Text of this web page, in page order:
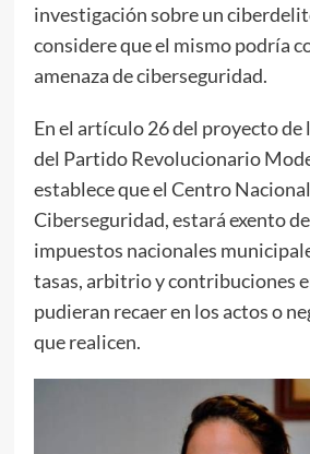
investigación sobre un
considere que el mismo podría
amenaza de ciberseguridad.
En el artículo 26 del proyecto de
del Partido Revolucionario
establece que el Centro
Ciberseguridad, estará exento
impuestos nacionales
tasas, arbitrio y contribuciones
pudieran recaer en los actos o
que realicen.